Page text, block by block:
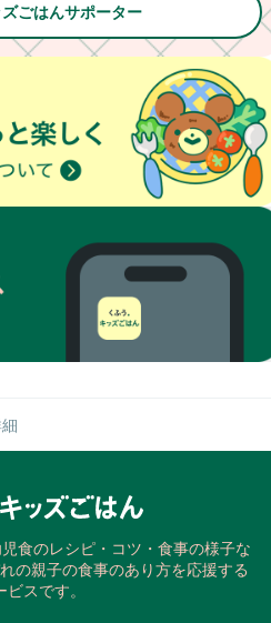
ごはんサポーター
食のレシピ・コツ・食事の様子な
の親子の食事のあり方を応援する
ビスです。